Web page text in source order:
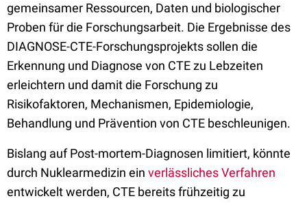
gemeinsamer Ressourcen, Daten und biologischer
Proben für die Forschungsarbeit. Die Ergebnisse des
DIAGNOSE-CTE-Forschungsprojekts sollen die
Erkennung und Diagnose von CTE zu Lebzeiten
erleichtern und damit die Forschung zu
Risikofaktoren, Mechanismen, Epidemiologie,
Behandlung und Prävention von CTE beschleunigen.
Bislang auf Post-mortem-Diagnosen limitiert, könnte
durch Nuklearmedizin ein verlässliches Verfahren
entwickelt werden, CTE bereits frühzeitig zu